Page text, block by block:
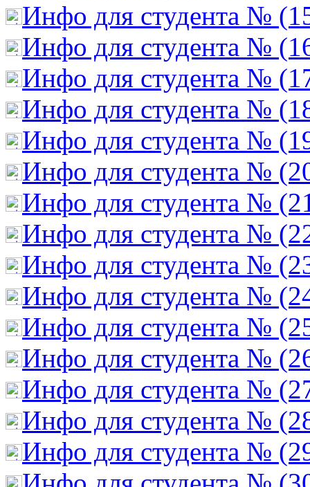
Инфо для студента №
Инфо для студента №
Инфо для студента №
Инфо для студента №
Инфо для студента №
Инфо для студента №
Инфо для студента №
Инфо для студента №
Инфо для студента №
Инфо для студента №
Инфо для студента №
Инфо для студента №
Инфо для студента №
Инфо для студента №
Инфо для студента №